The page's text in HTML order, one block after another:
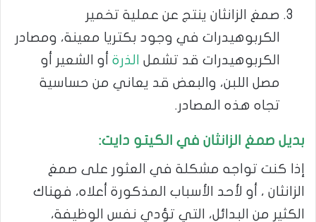
صمغ الزانثان ينتج عن عملية تخمير
الكربوهيدرات في وجود بكتريا معينة، ومصادر
الكربوهيدرات قد تشمل الذرة أو الشعير أو
مصل اللبن، والبعض قد يعاني من حساسية
تجاه هذه المصادر.
بديل صمغ الزانثان في الكيتو دايت:
إذا كنت تواجه مشكلة في العثور على صمغ
الزانثان ، أو لأحد الأسباب المذكورة أعلاه، فهناك
الكثير من البدائل، التي تؤدي نفس الوظيفة،